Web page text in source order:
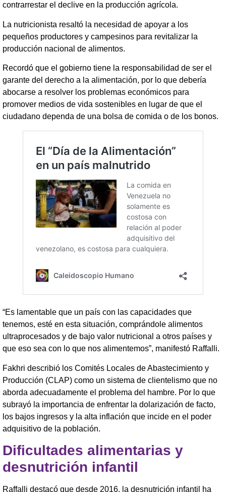
contrarrestar el declive en la producción agrícola.
La nutricionista resaltó la necesidad de apoyar a los
pequeños productores y campesinos para revitalizar la
producción nacional de alimentos.
Recordó que el gobierno tiene la responsabilidad de ser el
garante del derecho a la alimentación, por lo que debería
abocarse a resolver los problemas económicos para
promover medios de vida sostenibles en lugar de que el
ciudadano dependa de una bolsa de comida o de los bonos.
“Es lamentable que un país con las capacidades que
tenemos, esté en esta situación, comprándole alimentos
ultraprocesados y de bajo valor nutricional a otros países y
que eso sea con lo que nos alimentemos”, manifestó Raffalli.
Fakhri describió los Comités Locales de Abastecimiento y
Producción (CLAP) como un sistema de clientelismo que no
aborda adecuadamente el problema del hambre. Por lo que
subrayó la importancia de enfrentar la dolarización de facto,
los bajos ingresos y la alta inflación que incide en el poder
adquisitivo de la población.
Dificultades alimentarias y
desnutrición infantil
Raffalli destacó que desde 2016, la desnutrición infantil ha